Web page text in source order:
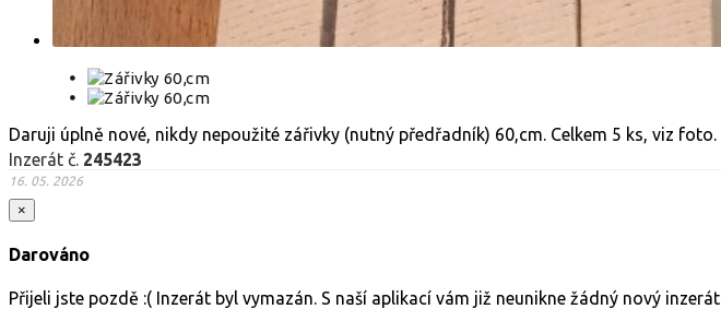
Daruji úplně nové, nikdy nepoužité zářivky (nutný předřadník) 60,cm. Celkem 5 ks, viz foto.
Inzerát č. 245423
16. 05. 2026
×
Darováno
Přijeli jste pozdě :( Inzerát byl vymazán. S naší aplikací vám již neunikne žádný nový inzerát.